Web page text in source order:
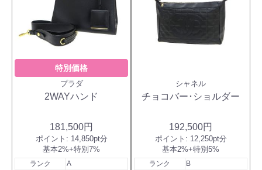
特別価格
プラダ
2WAYハンド
181,500円
ポイント: 14,850pt分
基本2%+特別7%
ランク
A
シャネル
チョコバー･ショルダー
192,500円
ポイント: 12,250pt分
基本2%+特別5%
ランク
B